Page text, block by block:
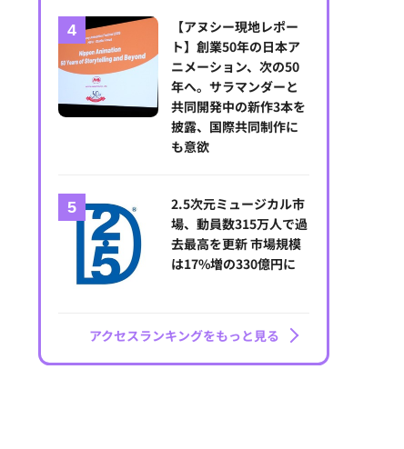
【アヌシー現地レポー
ト】創業50年の日本ア
ニメーション、次の50
年へ。サラマンダーと
共同開発中の新作3本を
披露、国際共同制作に
も意欲
2.5次元ミュージカル市
場、動員数315万人で過
去最高を更新 市場規模
は17%増の330億円に
アクセスランキングをもっと見る